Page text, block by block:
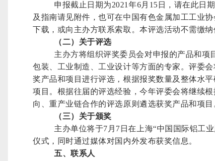
申报截止日期为2021年6月15日，请在此日
及指南请见附件，也可在中国有色金属加工工业
下载，或向主办方联系索取。本评选活动不需缴纳
（二）关于评选
主办方将组织评奖委员会对申报的产品和项
包装、工业制造、工业设计等方面的专家。评委
奖产品和项目进行评选，根据报奖数量及整体水
项目。根据往届的评选经验，今年评委会将继续
向、重产业链合作的评选原则遴选获奖产品和项目
（三）关于颁奖
主办单位将于7月7日在上海“中国国际铝工
仪式，同时通过媒体对国内外发布获奖信息。
五、联系人